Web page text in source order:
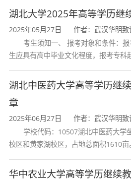
专业学校（含人社部门批准
校）的在校生不得报名参加成
三、报名及报考流程(以
院报考通知为准)
通过湖北省教育考试院
（http://
生按照户籍所在地教育考试
名网站进行网上报名，完成
湖北大学2025年高等学历继
2025年05月27日
作者：武汉华明致
考生须知一、 报考对象和条件：
生应具有高中毕业文化程度，报考专科
构颁发的大学专科毕业证书的人
湖北中医药大学高等学历继
章
2025年06月27日
作者：武汉华明致
学校代码：10507湖北中医药大学
校区和黄家湖校区，占地总面积1610
育和最早开办中医研究
华中农业大学高等学历继续